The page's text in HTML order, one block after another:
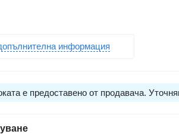
информация
е предоставено от продавача.